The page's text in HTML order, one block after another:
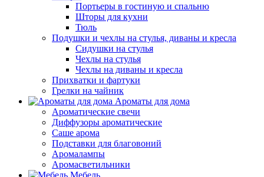
Портьеры в гостиную и спальню
Шторы для кухни
Тюль
Подушки и чехлы на стулья, диваны и кресла
Сидушки на стулья
Чехлы на стулья
Чехлы на диваны и кресла
Прихватки и фартуки
Грелки на чайник
Ароматы для дома
Ароматические свечи
Диффузоры ароматические
Саше арома
Подставки для благовоний
Аромалампы
Аромасветильники
Мебель